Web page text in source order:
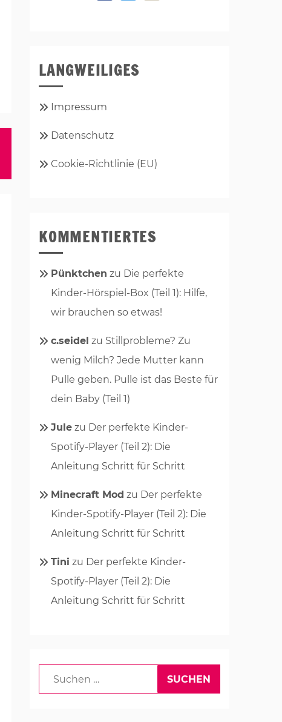
LANGWEILIGES
Impressum
Datenschutz
Cookie-Richtlinie (EU)
KOMMENTIERTES
Pünktchen zu Die perfekte
Kinder-Hörspiel-Box (Teil 1): Hilfe,
wir brauchen so etwas!
c.seidel zu Stillprobleme? Zu
wenig Milch? Jede Mutter kann
Pulle geben. Pulle ist das Beste für
dein Baby (Teil 1)
Jule zu Der perfekte Kinder-
Spotify-Player (Teil 2): Die
Anleitung Schritt für Schritt
Minecraft Mod zu Der perfekte
Kinder-Spotify-Player (Teil 2): Die
Anleitung Schritt für Schritt
Tini zu Der perfekte Kinder-
Spotify-Player (Teil 2): Die
Anleitung Schritt für Schritt
Suchen
nach: